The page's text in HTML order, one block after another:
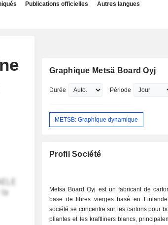
Publications officielles Autres langues
Graphique Metsä Board Oyj
Durée Période
METSB: Graphique dynamique
Profil Société
Metsa Board Oyj est un fabricant de
base de fibres vierges basé en
société se concentre sur les cartons pour
pliantes et les kraftliners blancs,